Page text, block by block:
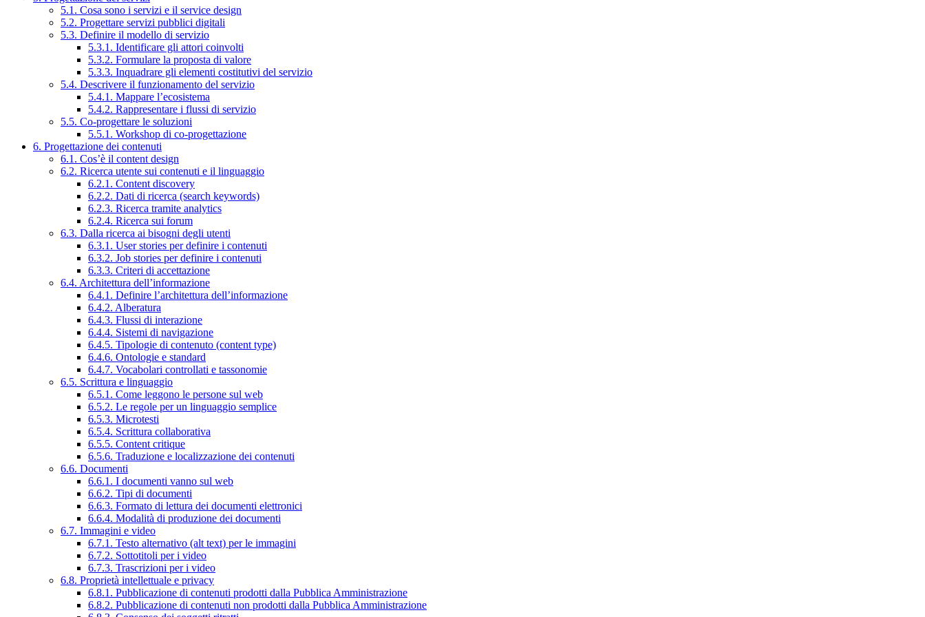
5.1. Cosa sono i servizi e il service design
5.2. Progettare servizi pubblici digitali
5.3. Definire il modello di servizio
5.3.1. Identificare gli attori coinvolti
5.3.2. Formulare la proposta di valore
5.3.3. Inquadrare gli elementi costitutivi del servizio
5.4. Descrivere il funzionamento del servizio
5.4.1. Mappare l’ecosistema
5.4.2. Rappresentare i flussi di servizio
5.5. Co-progettare le soluzioni
5.5.1. Workshop di co-progettazione
6. Progettazione dei contenuti
6.1. Cos’è il content design
6.2. Ricerca utente sui contenuti e il linguaggio
6.2.1. Content discovery
6.2.2. Dati di ricerca (search keywords)
6.2.3. Ricerca tramite analytics
6.2.4. Ricerca sui forum
6.3. Dalla ricerca ai bisogni degli utenti
6.3.1. User stories per definire i contenuti
6.3.2. Job stories per definire i contenuti
6.3.3. Criteri di accettazione
6.4. Architettura dell’informazione
6.4.1. Definire l’architettura dell’informazione
6.4.2. Alberatura
6.4.3. Flussi di interazione
6.4.4. Sistemi di navigazione
6.4.5. Tipologie di contenuto (content type)
6.4.6. Ontologie e standard
6.4.7. Vocabolari controllati e tassonomie
6.5. Scrittura e linguaggio
6.5.1. Come leggono le persone sul web
6.5.2. Le regole per un linguaggio semplice
6.5.3. Microtesti
6.5.4. Scrittura collaborativa
6.5.5. Content critique
6.5.6. Traduzione e localizzazione dei contenuti
6.6. Documenti
6.6.1. I documenti vanno sul web
6.6.2. Tipi di documenti
6.6.3. Formato di lettura dei documenti elettronici
6.6.4. Modalità di produzione dei documenti
6.7. Immagini e video
6.7.1. Testo alternativo (alt text) per le immagini
6.7.2. Sottotitoli per i video
6.7.3. Trascrizioni per i video
6.8. Proprietà intellettuale e privacy
6.8.1. Pubblicazione di contenuti prodotti dalla Pubblica Amministrazione
6.8.2. Pubblicazione di contenuti non prodotti dalla Pubblica Amministrazione